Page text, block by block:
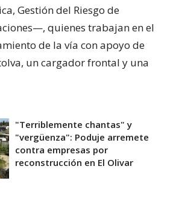
Gestión del Riesgo de
quienes trabajan en el
de la vía con apoyo de
un cargador frontal y una
"Terriblemente chantas" y
"vergüenza": Poduje arremete
contra empresas por
reconstrucción en El Olivar